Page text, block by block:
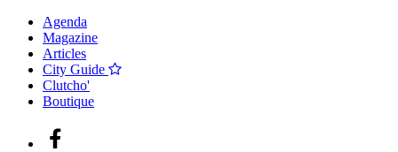
Agenda
Magazine
Articles
City Guide
Clutcho'
Boutique